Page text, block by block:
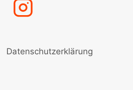
Datenschutzerklärung